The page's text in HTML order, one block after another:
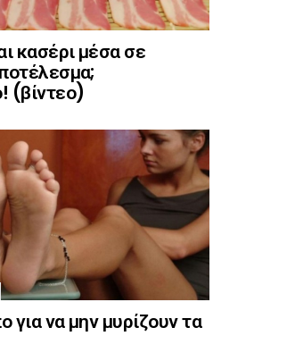
κασέρι μέσα σε
(βίντεο)
για να μην μυρίζουν τα